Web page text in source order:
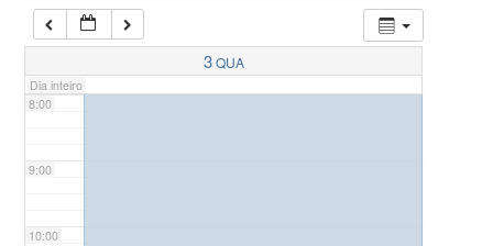
3QUA
Dia inteiro
7:00
8:00
9:00
10:00